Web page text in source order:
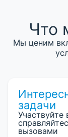
Что
Мы ценим
задачи
Участвуйте
вызовами